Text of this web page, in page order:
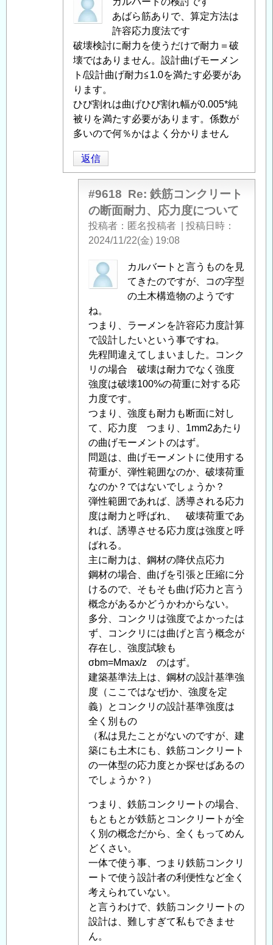
名
稿
者
に
よ
る
「 Re:
鉄
コ
ン
力、
」
あばら筋ありで、算定方法は
許容応力度法です
破壊検討に耐力を使うだけで耐力＝破
壊ではありません。設計曲げモーメン
ト/設計曲げ耐力≦1.0を満たす必要があ
ります。
ひび割れは曲げひび割れ幅が0.005*純
被りを満たす必要があります。係数が
多いので何％かはよく分かりません
返信
#9618 Re: 鉄筋コンクリート
の断面耐力、応力度について
投稿者 匿名投稿者
投稿日時
2024/11/22(金) 19:08
匿
名
稿
者
に
よ
る
「Re:
鉄
筋
コ
ン
ク
リ
ー
ト
の
断
面
耐
力、
応
力
度
に
つ
い
て」
へ
の
返
信
カルバートと言うものを見
てきたのですが、コの字型
の土木構造物のようです
ね。
つまり、ラーメンを許容応力度計算
で設計したいという事ですね。
先程間違えてしまいました。コンク
リの場合 破壊は耐力でなく強度
強度は破壊100%の荷重に対する応
力度です。
つまり、強度も耐力も断面に対し
て、応力度 つまり、1mm2あたり
の曲げモーメントのはず。
問題は、曲げモーメントに使用する
荷重が、弾性範囲なのか、破壊荷重
なのか？ではないでしょうか？
弾性範囲であれば、誘導される応力
度は耐力と呼ばれ、 破壊荷重であ
れば、誘導させる応力度は強度と呼
ばれる。
主に耐力は、鋼材の降伏点応力
鋼材の場合、曲げを引張と圧縮に分
けるので、そもそも曲げ応力と言う
概念があるかどうかわからない。
多分、コンクリは強度でよかったは
ず、コンクリには曲げと言う概念が
存在し、強度試験も
σbm=Mmax/z のはず。
建築基準法上は、鋼材の設計基準強
度（ここではなぜjか、強度を定
義）とコンクリの設計基準強度は
全く別もの
（私は見たことがないのですが、建
築にも土木にも、鉄筋コンクリート
の一体型の応力度とか探せばあるの
でしょうか？）
つまり、鉄筋コンクリートの場合、
もともとが鉄筋とコンクリートが全
く別の概念だから、全くもってめん
どくさい。
一体で使う事、つまり鉄筋コンクリ
ートで使う設計者の利便性など全く
考えられていない。
と言うわけで、鉄筋コンクリートの
設計は、難しすぎて私もできませ
ん。